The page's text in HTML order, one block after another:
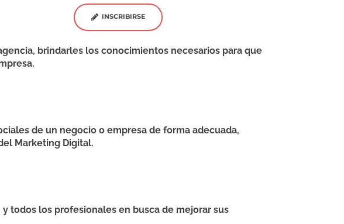
INSCRIBIRSE
brindarles los conocimientos necesarios para que
de un negocio o empresa de forma adecuada,
Marketing Digital.
todos los profesionales en busca de mejorar sus